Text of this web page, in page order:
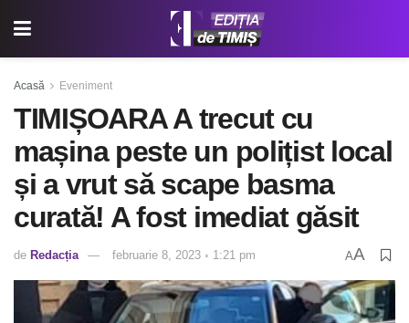
Acasă Eveniment
TIMIȘOARA A trecut cu
mașina peste un polițist local
și a vrut să scape basma
curată! A fost imediat găsit
de Redacția februarie 8, 2023 ◦ 1:21 pm AA